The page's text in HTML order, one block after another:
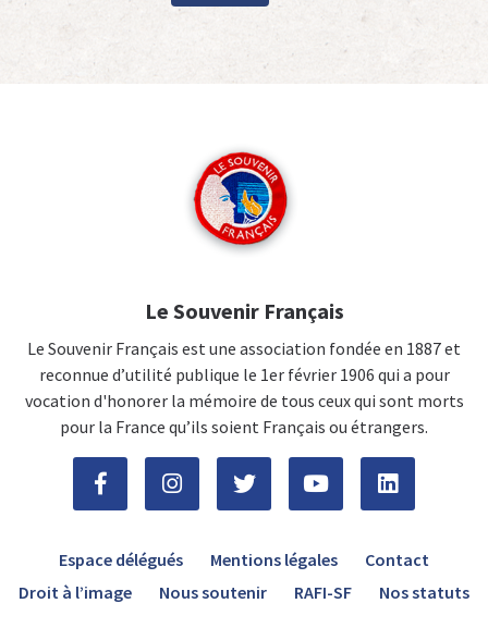
Le Souvenir Français
Le Souvenir Français est une association fondée en 1887 et
reconnue d’utilité publique le 1er février 1906 qui a pour
vocation d'honorer la mémoire de tous ceux qui sont morts
pour la France qu’ils soient Français ou étrangers.
Espace délégués Mentions légales
Contact
Droit à l’image
Nous soutenir RAFI-SF Nos statuts